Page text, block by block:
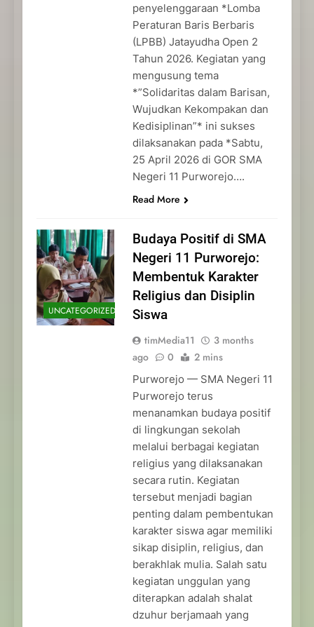
penyelenggaraan *Lomba
Peraturan Baris Berbaris
(LPBB) Jatayudha Open 2
Tahun 2026. Kegiatan yang
mengusung tema
*”Solidaritas dalam Barisan,
Wujudkan Kekompakan dan
Kedisiplinan”* ini sukses
dilaksanakan pada *Sabtu,
25 April 2026 di GOR SMA
Negeri 11 Purworejo….
Read More
UNCATEGORIZED
Budaya Positif di SMA
Negeri 11 Purworejo:
Membentuk Karakter
Religius dan Disiplin
Siswa
timMedia11
3 months
ago
0 2 mins
Purworejo — SMA Negeri 11
Purworejo terus
menanamkan budaya positif
di lingkungan sekolah
melalui berbagai kegiatan
religius yang dilaksanakan
secara rutin. Kegiatan
tersebut menjadi bagian
penting dalam pembentukan
karakter siswa agar memiliki
sikap disiplin, religius, dan
berakhlak mulia. Salah satu
kegiatan unggulan yang
diterapkan adalah shalat
dzuhur berjamaah yang